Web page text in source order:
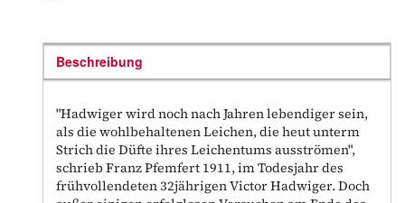
Beschreibung
"Hadwiger wird noch nach Jahren lebendiger sein,
als die wohlbehaltenen Leichen, die heut unterm
Strich die Düfte ihres Leichentums ausströmen",
schrieb Franz Pfemfert 1911, im Todesjahr des
frühvollendeten 32jährigen Victor Hadwiger. Doch